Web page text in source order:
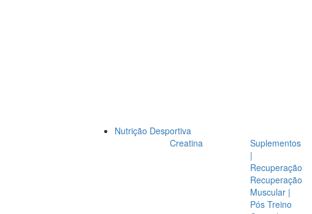
Nutrição Desportiva
Creatina
Suplementos
|
Recuperação
Recuperação
Muscular |
Pós Treino